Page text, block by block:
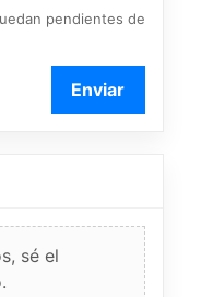
pendientes de
Enviar
sé el